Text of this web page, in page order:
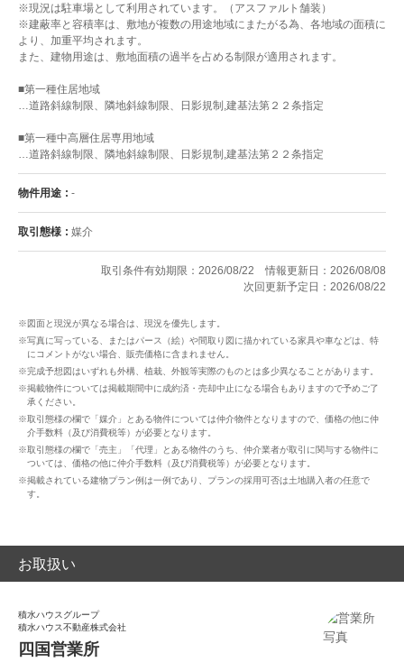
※現況は駐車場として利用されています。（アスファルト舗装）
※建蔽率と容積率は、敷地が複数の用途地域にまたがる為、各地域の面積に
より、加重平均されます。
また、建物用途は、敷地面積の過半を占める制限が適用されます。
■第一種住居地域
…道路斜線制限、隣地斜線制限、日影規制,建基法第２２条指定
■第一種中高層住居専用地域
…道路斜線制限、隣地斜線制限、日影規制,建基法第２２条指定
物件用途 -
取引態様 媒介
取引条件有効期限：2026/08/22
情報更新日：2026/08/08
次回更新予定日：2026/08/22
※図面と現況が異なる場合は、現況を優先します。
※写真に写っている、またはパース（絵）や間取り図に描かれている家具や車などは、特
にコメントがない場合、販売価格に含まれません。
※完成予想図はいずれも外構、植栽、外観等実際のものとは多少異なることがあります。
※掲載物件については掲載期間中に成約済・売却中止になる場合もありますので予めご了
承ください。
※取引態様の欄で「媒介」とある物件については仲介物件となりますので、価格の他に仲
介手数料（及び消費税等）が必要となります。
※取引態様の欄で「売主」「代理」とある物件のうち、仲介業者が取引に関与する物件に
ついては、価格の他に仲介手数料（及び消費税等）が必要となります。
※掲載されている建物プラン例は一例であり、プランの採用可否は土地購入者の任意で
す。
お取扱い
積水ハウスグループ
積水ハウス不動産株式会社
四国営業所